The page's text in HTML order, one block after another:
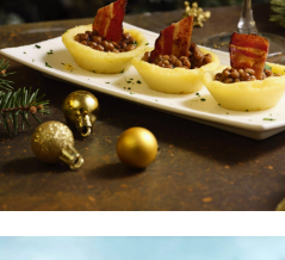
Durata
50 min
Difficoltà
Intermedio
Persone
4